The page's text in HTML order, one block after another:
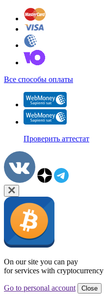
Все способы оплаты
Проверить аттестат
On our site you can pay
for services with cryptocurrency
Go to personal account Close